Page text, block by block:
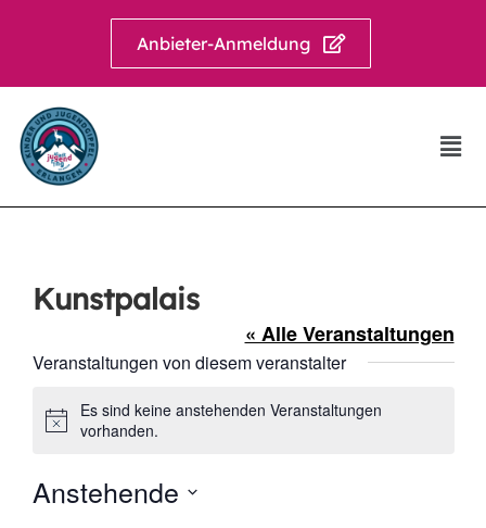
Anbieter-Anmeldung
Kunstpalais
« Alle Veranstaltungen
Veranstaltungen von diesem veranstalter
Hinweis
Es sind keine anstehenden Veranstaltungen
vorhanden.
Anstehende